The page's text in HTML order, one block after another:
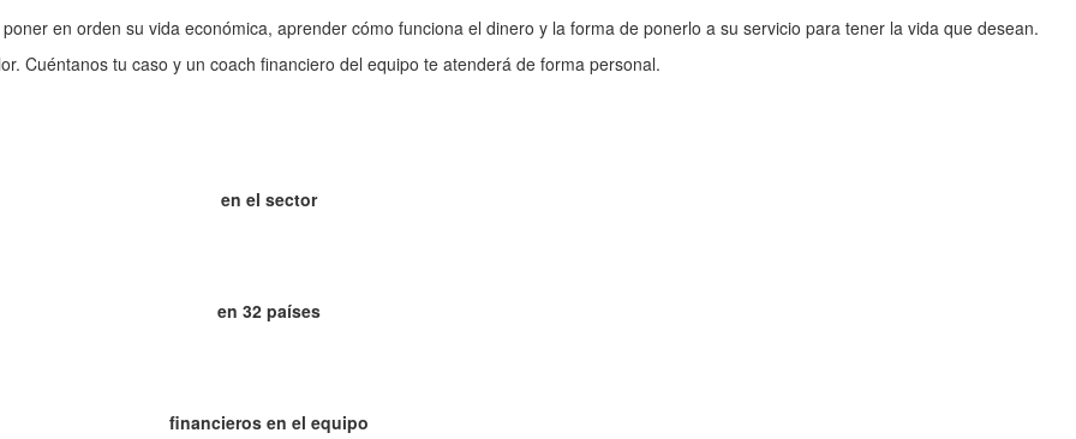
en orden su vida económica, aprender cómo funciona el dinero y la forma de ponerlo a su servicio para tener la vida que desean.
Cuéntanos tu caso y un coach financiero del equipo te atenderá de forma personal.
en el sector
en 32 países
financieros en el equipo